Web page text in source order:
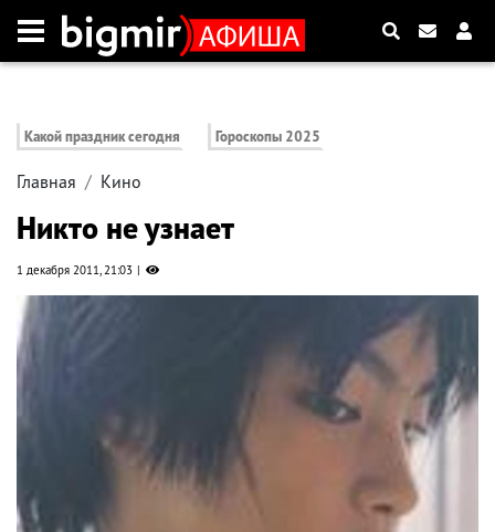
Какой праздник сегодня Гороскопы 2025
Главная Кино
Никто не узнает
1 декабря 2011, 21:03